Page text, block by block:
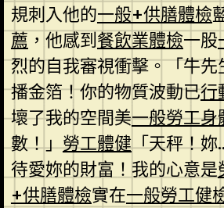
規刺入他的一般+供膳體檢
薦 ，他感到餐飲業體檢一股
烈的自我審視衝擊。「牛
播金箔！你的物質波動已行
壞了我的空間美一般勞工身
數！」勞工體健「天秤！
待愛妳的財富！我的心意是
+供膳體檢實在一般勞工健